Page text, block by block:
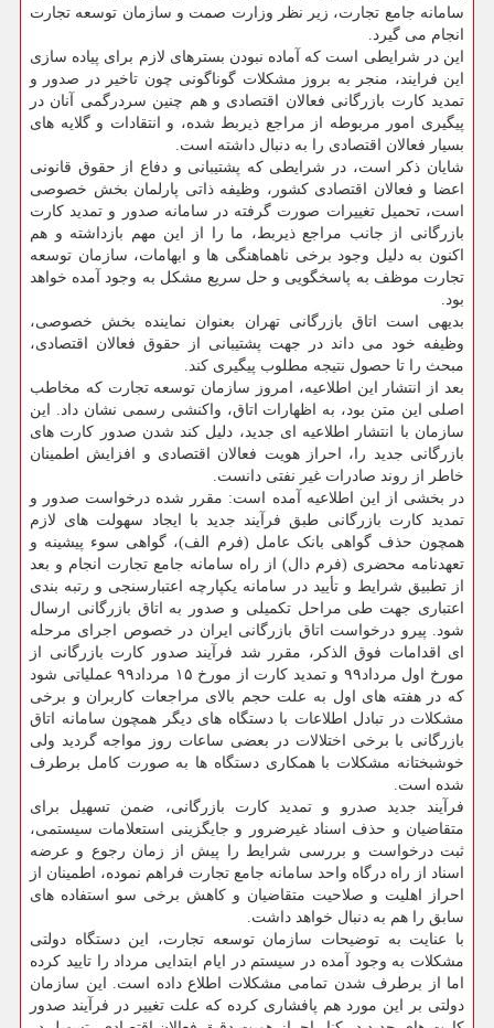
سامانه جامع تجارت، زیر نظر وزارت صمت و سازمان توسعه تجارت
انجام می گیرد.
این در شرایطی است که آماده نبودن بسترهای لازم برای پیاده سازی
این فرایند، منجر به بروز مشکلات گوناگونی چون تاخیر در صدور و
تمدید کارت بازرگانی فعالان اقتصادی و هم چنین سردرگمی آنان در
پیگیری امور مربوطه از مراجع ذیربط شده، و انتقادات و گلایه های
بسیار فعالان اقتصادی را به دنبال داشته است.
شایان ذکر است، در شرایطی که پشتیبانی و دفاع از حقوق قانونی
اعضا و فعالان اقتصادی کشور، وظیفه ذاتی پارلمان بخش خصوصی
است، تحمیل تغییرات صورت گرفته در سامانه صدور و تمدید کارت
بازرگانی از جانب مراجع ذیربط، ما را از این مهم بازداشته و هم
اکنون به دلیل وجود برخی ناهماهنگی ها و ابهامات، سازمان توسعه
تجارت موظف به پاسخگویی و حل سریع مشکل به وجود آمده خواهد
بود.
بدیهی است اتاق بازرگانی تهران بعنوان نماینده بخش خصوصی،
وظیفه خود می داند در جهت پشتیبانی از حقوق فعالان اقتصادی،
مبحث را تا حصول نتیجه مطلوب پیگیری کند.
بعد از انتشار این اطلاعیه، امروز سازمان توسعه تجارت که مخاطب
اصلی این متن بود، به اظهارات اتاق، واکنشی رسمی نشان داد. این
سازمان با انتشار اطلاعیه ای جدید، دلیل کند شدن صدور کارت های
بازرگانی جدید را، احراز هویت فعالان اقتصادی و افزایش اطمینان
خاطر از روند صادرات غیر نفتی دانست.
در بخشی از این اطلاعیه آمده است: مقرر شده درخواست صدور و
تمدید کارت بازرگانی طبق فرآیند جدید با ایجاد سهولت های لازم
همچون حذف گواهی بانک عامل (فرم الف)، گواهی سوء پیشینه و
تعهدنامه محضری (فرم دال) از راه سامانه جامع تجارت انجام و بعد
از تطبیق شرایط و تأیید در سامانه یکپارچه اعتبارسنجی و رتبه بندی
اعتباری جهت طی مراحل تکمیلی و صدور به اتاق بازرگانی ارسال
شود. پیرو درخواست اتاق بازرگانی ایران در خصوص اجرای مرحله
ای اقدامات فوق الذکر، مقرر شد فرآیند صدور کارت بازرگانی از
مورخ اول مرداد۹۹ و تمدید کارت از مورخ ۱۵ مرداد۹۹ عملیاتی شود
که در هفته های اول به علت حجم بالای مراجعات کاربران و برخی
مشکلات در تبادل اطلاعات با دستگاه های دیگر همچون سامانه اتاق
بازرگانی با برخی اختلالات در بعضی ساعات روز مواجه گردید ولی
خوشبختانه مشکلات با همکاری دستگاه ها به صورت کامل برطرف
شده است.
فرآیند جدید صدرو و تمدید کارت بازرگانی، ضمن تسهیل برای
متقاضیان و حذف اسناد غیرضرور و جایگزینی استعلامات سیستمی،
ثبت درخواست و بررسی شرایط را پیش از زمان رجوع و عرضه
اسناد از راه درگاه واحد سامانه جامع تجارت فراهم نموده، اطمینان از
احراز اهلیت و صلاحیت متقاضیان و کاهش برخی سو استفاده های
سابق را هم به دنبال خواهد داشت.
با عنایت به توضیحات سازمان توسعه تجارت، این دستگاه دولتی
مشکلات به وجود آمده در سیستم در ایام ابتدایی مرداد را تایید کرده
اما از برطرف شدن تمامی مشکلات اطلاع داده است. این سازمان
دولتی بر این مورد هم پافشاری کرده که علت تغییر در فرآیند صدور